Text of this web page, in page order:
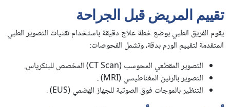
تقييم المريض قبل الجراحة
يقوم الفريق الطبي بوضع خطة علاج دقيقة باستخدام تقنيات التصوير الطبي
المتقدمة لتقييم الورم بدقة، وتشمل الفحوصات:
التصوير المقطعي المحوسب (CT Scan) المخصص للبنكرياس.
التصوير بالرنين المغناطيسي (MRI) .
التنظير بالموجات فوق الصوتية للجهاز الهضمي (EUS) .